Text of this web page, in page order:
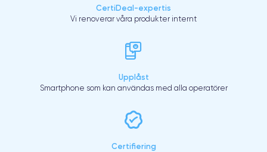
CertiDeal-expertis
Vi renoverar våra produkter internt
Upplåst
Smartphone som kan användas med alla operatörer
Certifiering